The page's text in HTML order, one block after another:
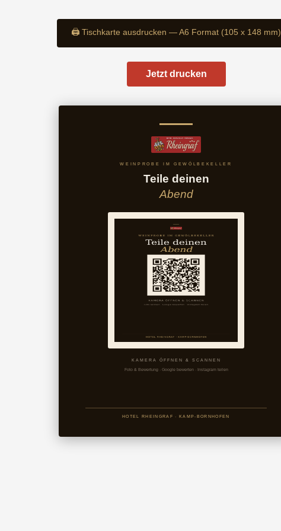
🖨️ Tischkarte ausdrucken — A6 Format (105 x 148 mm)
Jetzt drucken
WEINPROBE IM GEWÖLBEKELLER
Teile deinen
Abend
KAMERA ÖFFNEN & SCANNEN
Foto & Bewertung · Google bewerten · Instagram teilen
HOTEL RHEINGRAF · KAMP-BORNHOFEN